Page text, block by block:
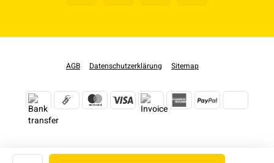
AGB Datenschutzerklärung Sitemap